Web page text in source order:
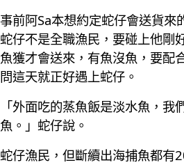
事前阿Sa本想約定蛇仔會送貨
蛇仔不是全職漁民，要碰上他剛
魚獲才會送來，有魚沒魚，要配
問這天就正好遇上蛇仔。
「外面吃的蒸魚飯是淡水魚，我
魚。」蛇仔說。
蛇仔漁民，但斷續出海捕魚都有